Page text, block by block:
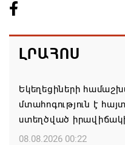
ԼՐԱՀՈՍ
Եկեղեցիների
մտահոգություն է
ստեղծված
08.08.2026 00:22